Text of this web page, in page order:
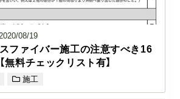
08/19
ファイバー施工の注意すべき16
無料チェックリスト有】
施工